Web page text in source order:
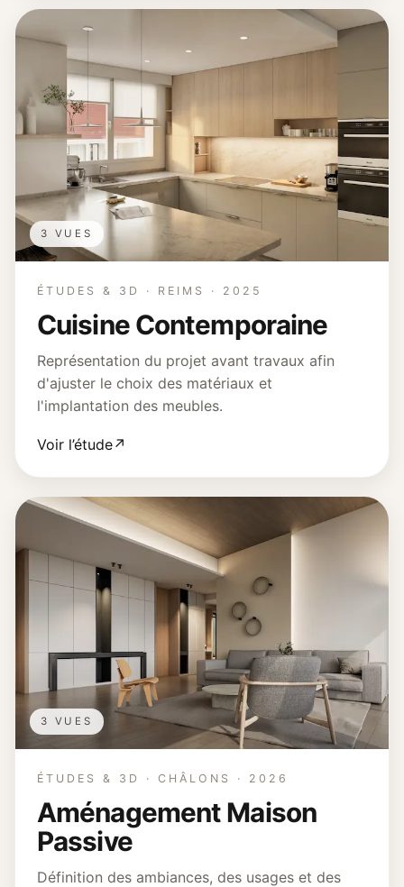
3 VUES
ÉTUDES & 3D · REIMS · 2025
Cuisine Contemporaine
Représentation du projet avant travaux afin
d'ajuster le choix des matériaux et
l'implantation des meubles.
Voir l’étude↗
3 VUES
ÉTUDES & 3D · CHÂLONS · 2026
Aménagement Maison
Passive
Définition des ambiances, des usages et des